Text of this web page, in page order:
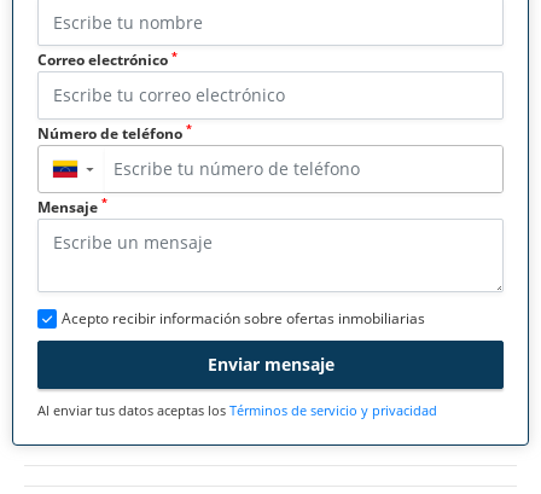
Correo electrónico *
Número de teléfono *
▼
Mensaje *
Acepto recibir información sobre ofertas inmobiliarias
Enviar mensaje
Al enviar tus datos aceptas los Términos de servicio y privacidad